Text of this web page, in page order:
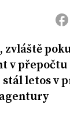
zvláště
v přepočtu
letos v